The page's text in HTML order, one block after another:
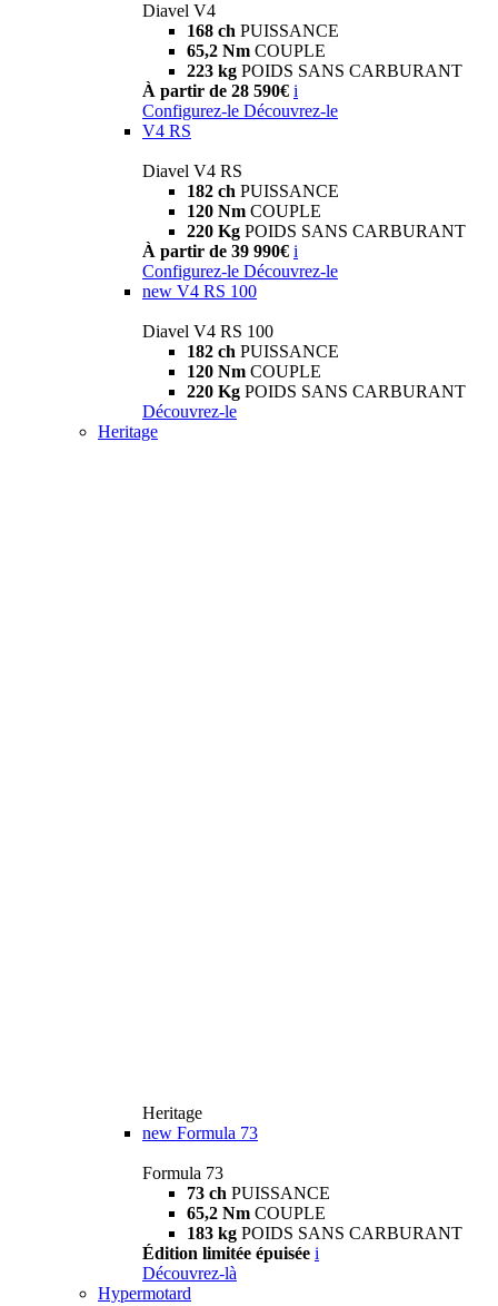
Diavel V4
168 ch PUISSANCE
65,2 Nm COUPLE
223 kg POIDS SANS CARBURANT
À partir de 28 590€ i
Configurez-le Découvrez-le
V4 RS
Diavel V4 RS
182 ch PUISSANCE
120 Nm COUPLE
220 Kg POIDS SANS CARBURANT
À partir de 39 990€ i
Configurez-le Découvrez-le
new V4 RS 100
Diavel V4 RS 100
182 ch PUISSANCE
120 Nm COUPLE
220 Kg POIDS SANS CARBURANT
Découvrez-le
Heritage
Heritage
new Formula 73
Formula 73
73 ch PUISSANCE
65,2 Nm COUPLE
183 kg POIDS SANS CARBURANT
Édition limitée épuisée i
Découvrez-là
Hypermotard